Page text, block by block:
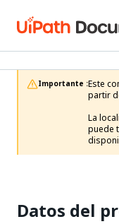
Importante :Este
partir
La
puede
Datos del